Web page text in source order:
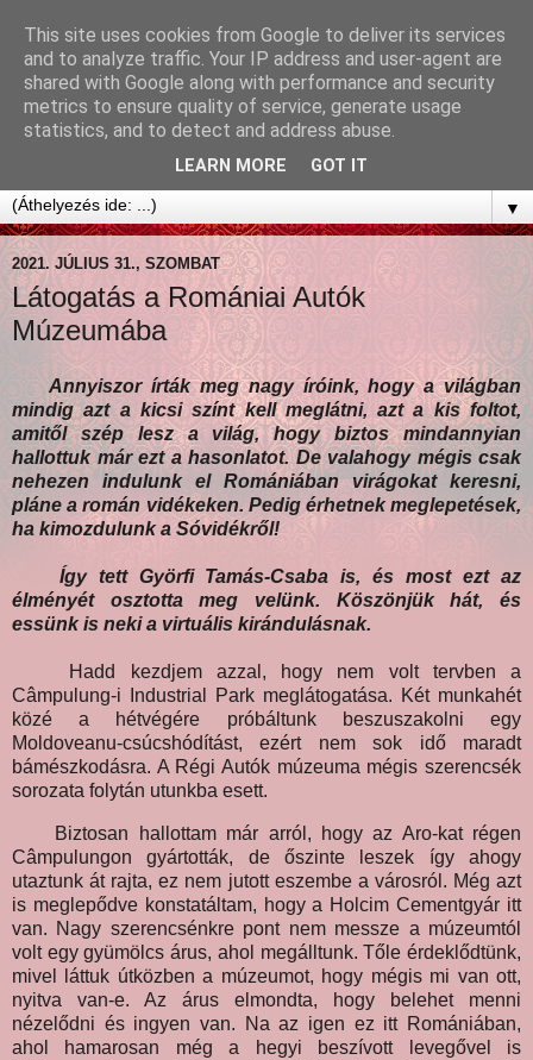
▼
2021. JÚLIUS 31., SZOMBAT
Látogatás a Romániai Autók
Múzeumába
Annyiszor írták meg nagy íróink, hogy a világban
mindig azt a kicsi színt kell meglátni, azt a kis foltot,
amitől szép lesz a világ, hogy biztos mindannyian
hallottuk már ezt a hasonlatot. De valahogy mégis csak
nehezen indulunk el Romániában virágokat keresni,
pláne a román vidékeken. Pedig érhetnek meglepetések,
ha kimozdulunk a Sóvidékről!
Így tett Györfi Tamás-Csaba is, és most ezt az
élményét osztotta meg velünk. Köszönjük hát, és
essünk is neki a virtuális kirándulásnak.
Hadd kezdjem azzal, hogy nem volt tervben a
Câmpulung-i Industrial Park meglátogatása. Két munkahét
közé a hétvégére próbáltunk beszuszakolni egy
Moldoveanu-csúcshódítást, ezért nem sok idő maradt
bámészkodásra. A Régi Autók múzeuma mégis szerencsék
sorozata folytán utunkba esett.
Biztosan hallottam már arról, hogy az Aro-kat régen
Câmpulungon gyártották, de őszinte leszek így ahogy
utaztunk át rajta, ez nem jutott eszembe a városról. Még azt
is meglepődve konstatáltam, hogy a Holcim Cementgyár itt
van. Nagy szerencsénkre pont nem messze a múzeumtól
volt egy gyümölcs árus, ahol megálltunk. Tőle érdeklődtünk,
mivel láttuk útközben a múzeumot, hogy mégis mi van ott,
nyitva van-e. Az árus elmondta, hogy belehet menni
nézelődni és ingyen van. Na az igen ez itt Romániában,
ahol hamarosan még a hegyi beszívott levegővel is
This site uses cookies from Google to deliver its services
and to analyze traffic. Your IP address and user-agent are
shared with Google along with performance and security
metrics to ensure quality of service, generate usage
statistics, and to detect and address abuse.
LEARN MORE GOT IT